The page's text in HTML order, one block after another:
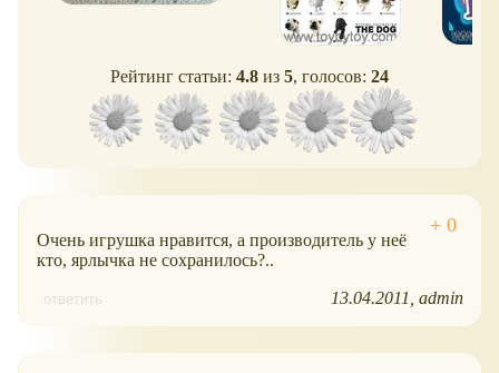
Рейтинг статьи: 4.8 из 5, голосов: 24
Очень игрушка нравится, а производитель у неё
кто, ярлычка не сохранилось?..
ответить 13.04.2011 admin